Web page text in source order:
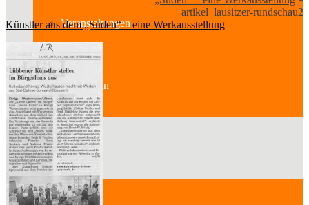
Veranstaltungen
Kategorien
Verein
artikel_lausitzer-rundschau2
Künstler aus dem „Süden“ – eine Werkausstellung